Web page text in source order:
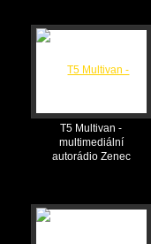
T5 Multivan -
multimediální
autorádio Zenec